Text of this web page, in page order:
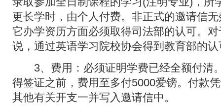
更长学时，由个人付费。非正式的邀请信
它办学资历方面必须取得司法部的认可。
说，通过英语学习院校协会得到教育部的
3、费用：必须证明学费已经全额付清
得签证之前，费用至多付5000爱镑。付款
其他有关开支一并写入邀请信中。